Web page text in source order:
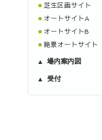
芝生区画サイト
オートサイトA
オートサイトB
絶景オートサイト
場内案内図
受付